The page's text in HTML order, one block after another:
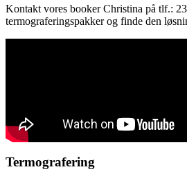
Kontakt vores booker Christina på tlf.:
termograferingspakker og finde den
Termografering